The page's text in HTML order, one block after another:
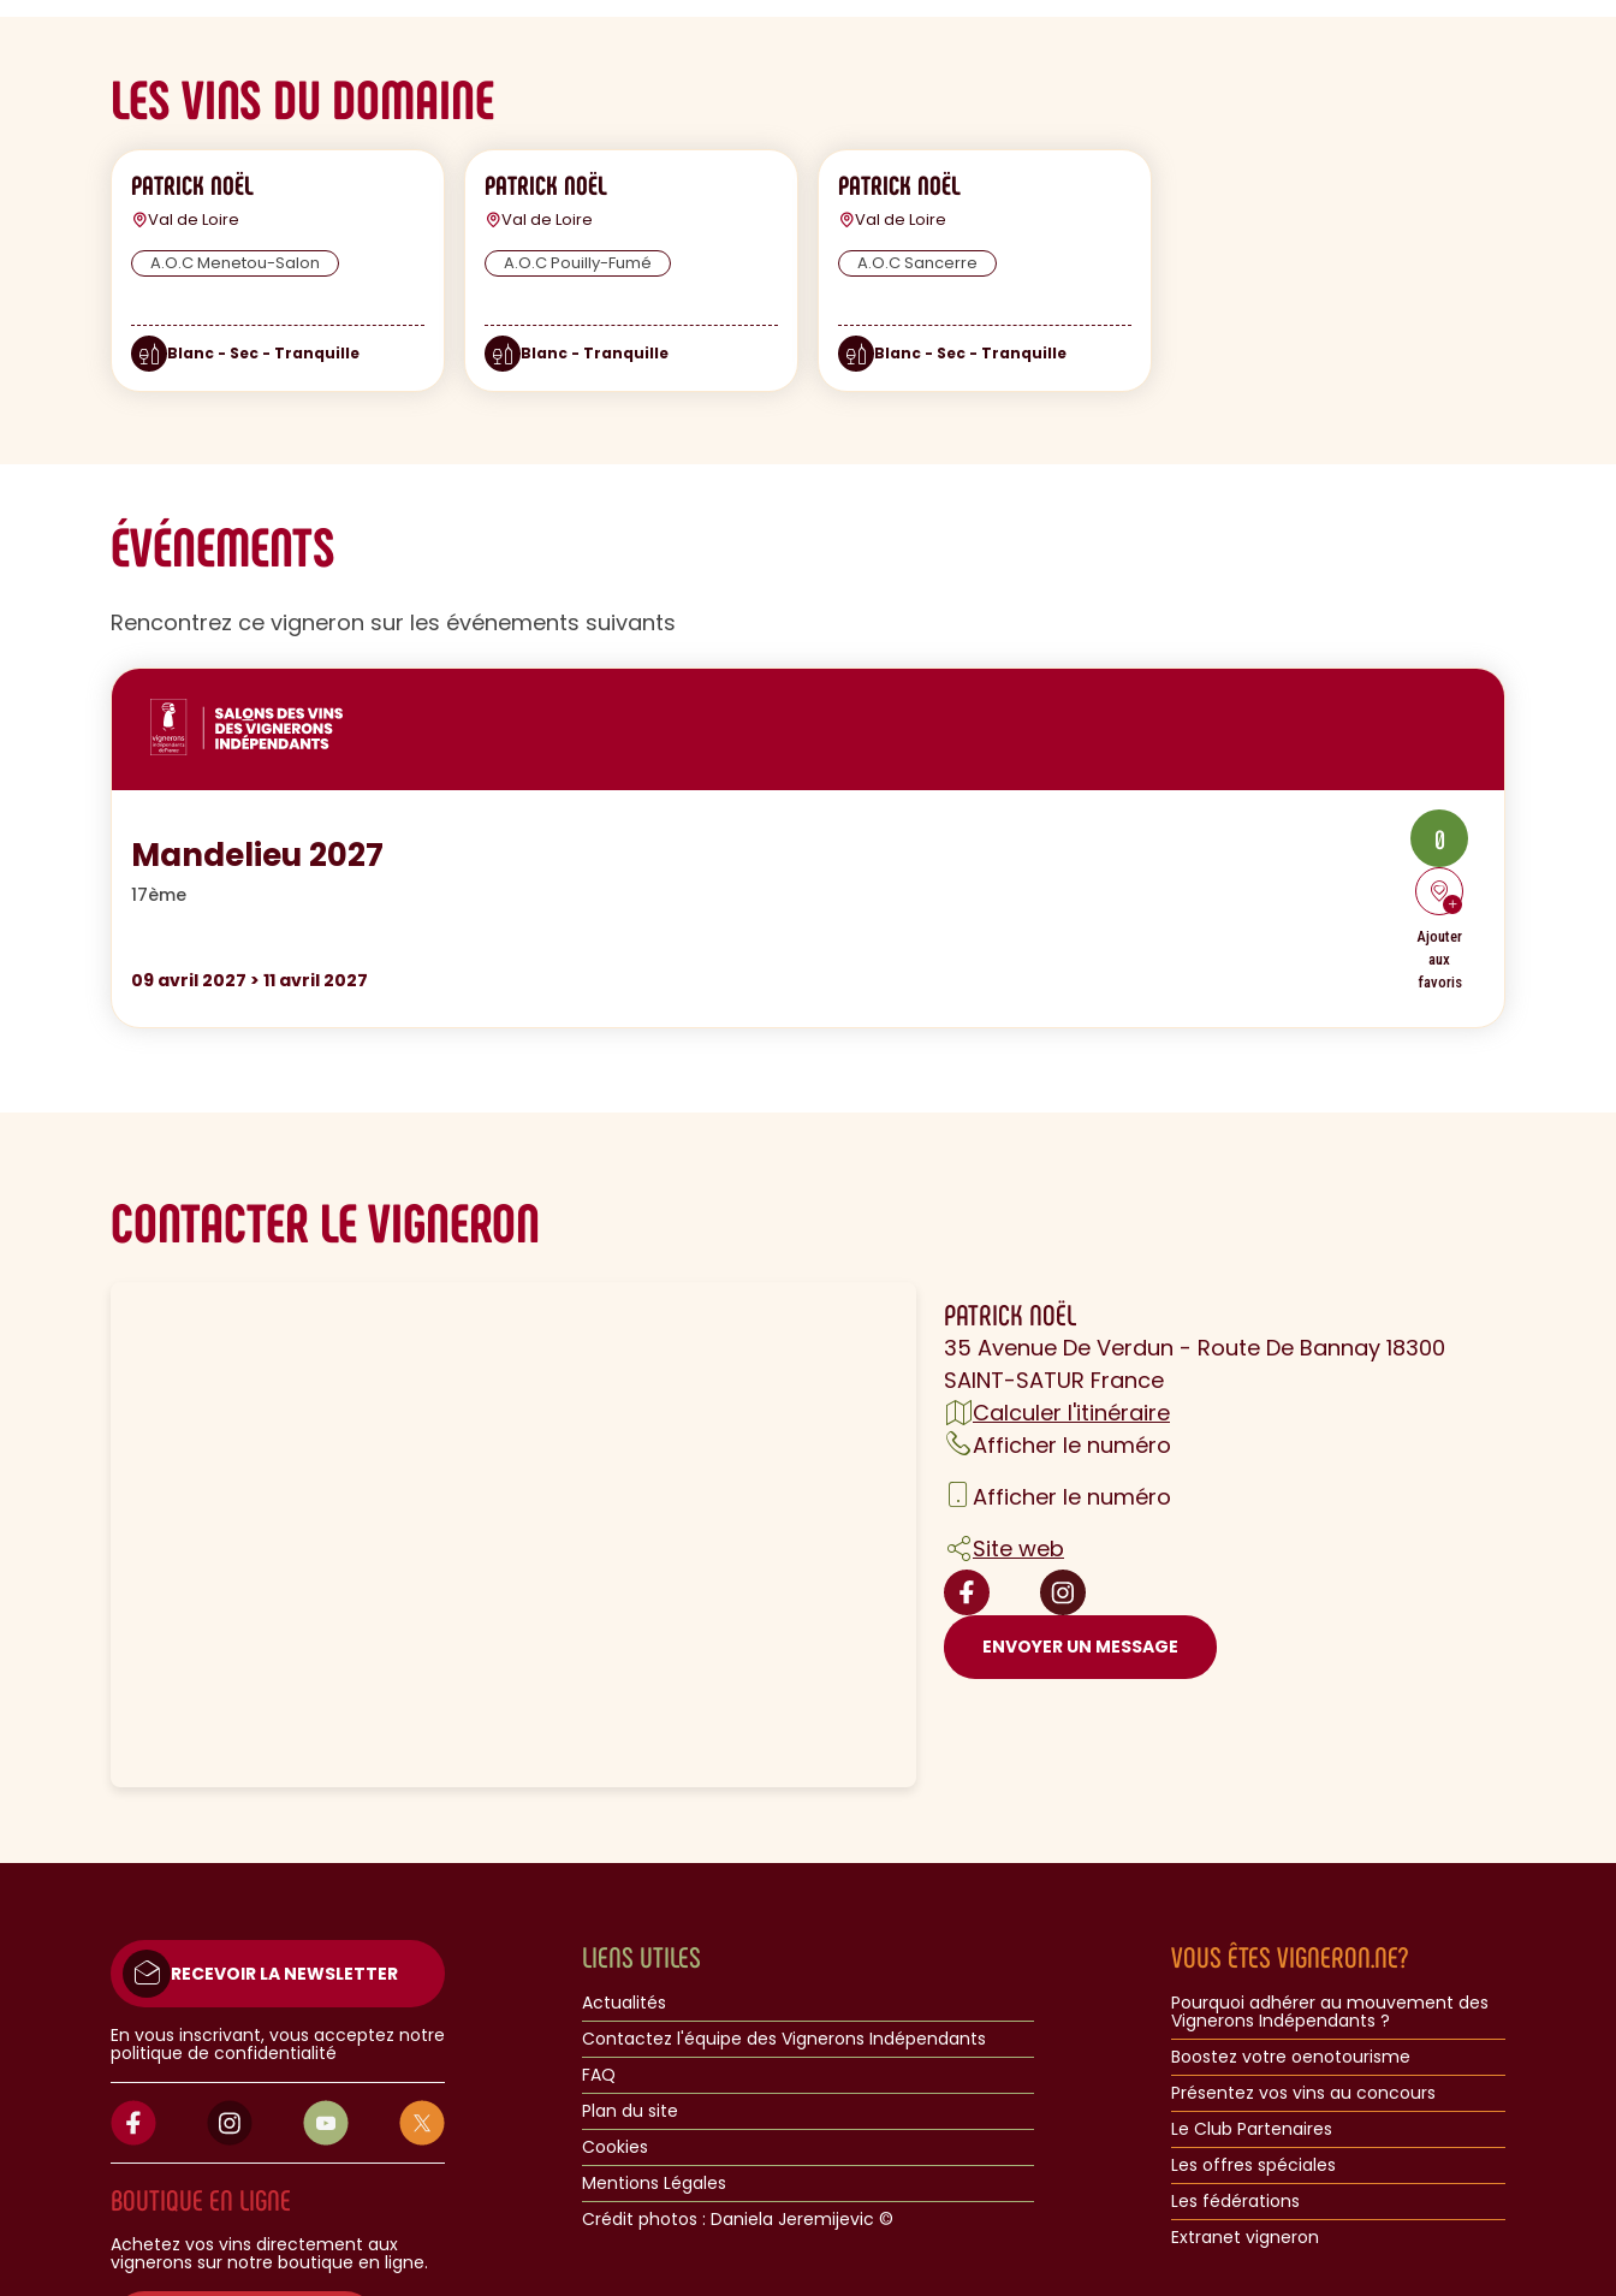
LES VINS DU DOMAINE
PATRICK NOËL
Val de Loire
A.O.C Menetou-Salon
Blanc - Sec - Tranquille
PATRICK NOËL
Val de Loire
A.O.C Pouilly-Fumé
Blanc - Tranquille
PATRICK NOËL
Val de Loire
A.O.C Sancerre
Blanc - Sec - Tranquille
ÉVÉNEMENTS
Rencontrez ce vigneron sur les événements suivants
Mandelieu 2027
17ème
09 avril 2027 > 11 avril 2027
0
Ajouter
aux
favoris
CONTACTER LE VIGNERON
PATRICK NOËL
35 Avenue De Verdun - Route De Bannay 18300
SAINT-SATUR France
Calculer l'itinéraire
Afficher le numéro
Afficher le numéro
Site web
ENVOYER UN MESSAGE
RECEVOIR LA NEWSLETTER
En vous inscrivant, vous acceptez notre
politique de confidentialité
BOUTIQUE EN LIGNE
Achetez vos vins directement aux
vignerons sur notre boutique en ligne.
LIENS UTILES
Actualités
Contactez l'équipe des Vignerons Indépendants
FAQ
Plan du site
Cookies
Mentions Légales
Crédit photos : Daniela Jeremijevic ©​
VOUS ÊTES VIGNERON.NE?
Pourquoi adhérer au mouvement des
Vignerons Indépendants ?
Boostez votre oenotourisme
Présentez vos vins au concours
Le Club Partenaires
Les offres spéciales
Les fédérations
Extranet vigneron​